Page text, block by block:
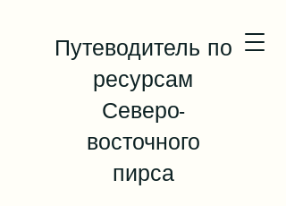
Путеводитель по
ресурсам
Северо-
восточного
пирса